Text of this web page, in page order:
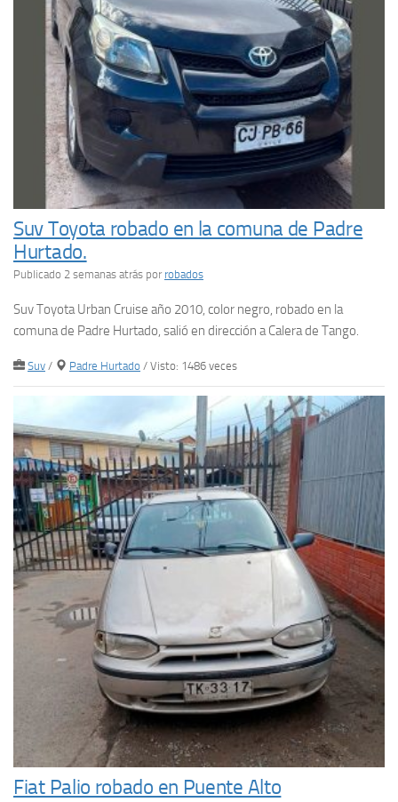
Suv Toyota robado en la comuna de Padre
Hurtado.
Publicado 2 semanas atrás por robados
Suv Toyota Urban Cruise año 2010, color negro, robado en la
comuna de Padre Hurtado, salió en dirección a Calera de Tango.
Suv / Padre Hurtado / Visto: 1486 veces
Fiat Palio robado en Puente Alto